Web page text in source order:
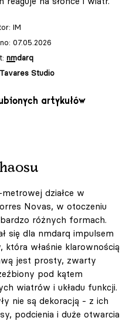
IM
07.05.2026
nmdarq
Studio
artykułów
działce w
Novas, w otoczeniu
różnych formach.
się dla nmdarq impulsem
właśnie klarownością
jest prosty, zwarty
pod kątem
wiatrów i układu funkcji.
nie są dekoracją - z ich
podcienia i duże otwarcia